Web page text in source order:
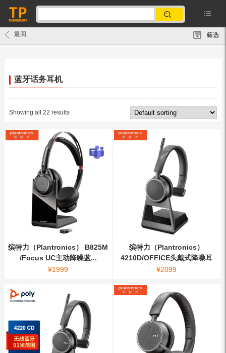
返回 筛选
蓝牙话务耳机
Showing all 22 results
缤特力（Plantronics） B825M
/Focus UC主动降噪蓝...
¥1999
缤特力（Plantronics）
4210D/OFFICE头戴式降噪耳
机...
¥2099